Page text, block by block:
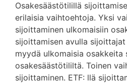
Osakesäästötilillä
erilaisia ​​vaihtoehtoja. Yksi
sijoittaminen ulkomaisiin
sijoittamisen avulla
myydä ulkomaisia ​​osakkeita
osakesäästötililtä. Toinen
sijoittaminen. ETF: llä